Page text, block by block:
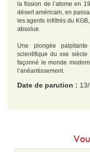
la fission de l’atome en
désert américain, en
les agents infiltrés du
absolue.
Une plongée
scientifique du xxe siècle
façonné le monde
l’anéantissement.
Date de parution :